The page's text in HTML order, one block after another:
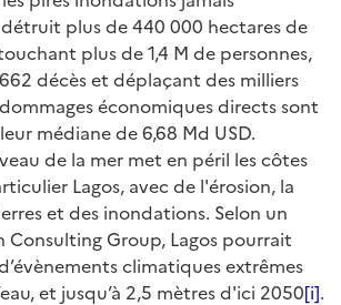
plus de 440 000 hectares de
plus de 1,4 M de personnes,
décès et déplaçant des milliers
économiques directs sont
médiane de 6,68 Md USD.
de la mer met en péril les côtes
Lagos, avec de l'érosion, la
et des inondations. Selon un
Consulting Group, Lagos pourrait
climatiques extrêmes
et jusqu’à 2,5 mètres d'ici 2050[i].